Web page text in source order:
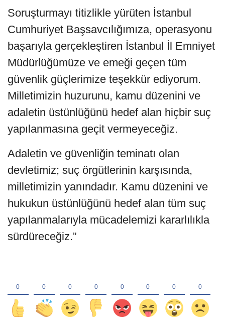
Soruşturmayı titizlikle yürüten İstanbul
Cumhuriyet Başsavcılığımıza, operasyonu
başarıyla gerçekleştiren İstanbul İl Emniyet
Müdürlüğümüze ve emeği geçen tüm
güvenlik güçlerimize teşekkür ediyorum.
Milletimizin huzurunu, kamu düzenini ve
adaletin üstünlüğünü hedef alan hiçbir suç
yapılanmasına geçit vermeyeceğiz.
Adaletin ve güvenliğin teminatı olan
devletimiz; suç örgütlerinin karşısında,
milletimizin yanındadır. Kamu düzenini ve
hukukun üstünlüğünü hedef alan tüm suç
yapılanmalarıyla mücadelemizi kararlılıkla
sürdüreceğiz.”